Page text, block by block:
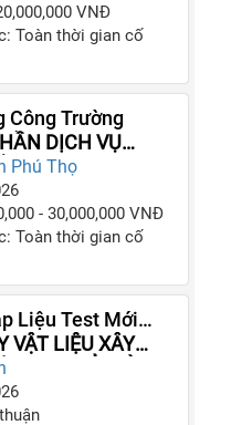
VNĐ
Toàn thời gian cố
Công Trường
DỊCH VỤ
DỰNG HUY
Phú Thọ
- 30,000,000 VNĐ
Toàn thời gian cố
Liệu Test Mới
VẬT LIỆU XÂY
TY CỔ PHẦN